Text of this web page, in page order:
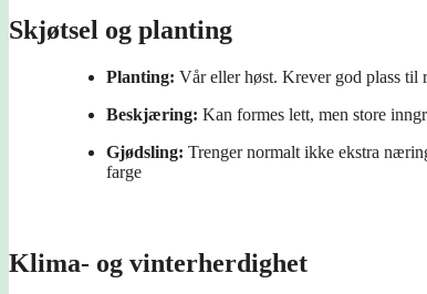
Skjøtsel og planting
Planting: Vår eller høst. Krever god plass til
Beskjæring: Kan formes lett, men store
Gjødsling: Trenger normalt ikke ekstra
farge
Klima- og vinterherdighet